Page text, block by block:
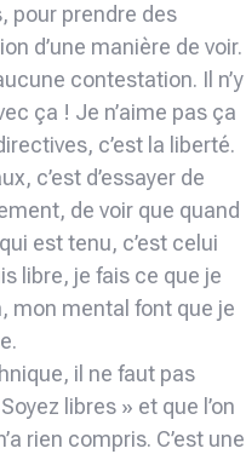
pour prendre des
d’une manière de voir.
contestation. Il n’y
ça ! Je n’aime pas ça
c’est la liberté.
c’est d’essayer de
de voir que quand
est tenu, c’est celui
libre, je fais ce que je
mon mental font que je
il ne faut pas
libres » et que l’on
rien compris. C’est une